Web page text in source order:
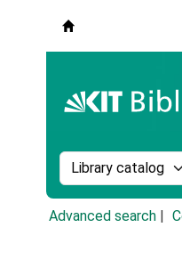
Search the
Advanced search